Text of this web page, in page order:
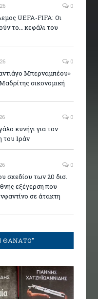
0
UEFA-FIFA: Οι
το… κεφάλι του
0
Μπερναμπέου»
οικονομική
0
κυνήγι για τον
του Ιράν
0
σχεδίου των 20 δισ.
εξέγερση που
σε άτακτη
ΘΑΝΑΤΟ”